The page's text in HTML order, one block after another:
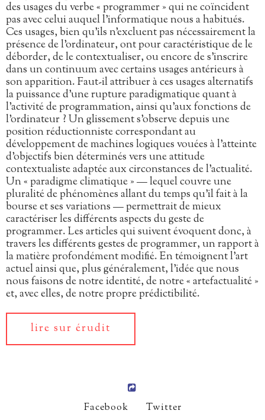
des usages du verbe « programmer » qui ne coïncident
pas avec celui auquel l’informatique nous a habitués.
Ces usages, bien qu’ils n’excluent pas nécessairement la
présence de l’ordinateur, ont pour caractéristique de le
déborder, de le contextualiser, ou encore de s’inscrire
dans un continuum avec certains usages antérieurs à
son apparition. Faut-il attribuer à ces usages alternatifs
la puissance d’une rupture paradigmatique quant à
l’activité de programmation, ainsi qu’aux fonctions de
l’ordinateur ? Un glissement s’observe depuis une
position réductionniste correspondant au
développement de machines logiques vouées à l’atteinte
d’objectifs bien déterminés vers une attitude
contextualiste adaptée aux circonstances de l’actualité.
Un « paradigme climatique » — lequel couvre une
pluralité de phénomènes allant du temps qu’il fait à la
bourse et ses variations — permettrait de mieux
caractériser les différents aspects du geste de
programmer. Les articles qui suivent évoquent donc, à
travers les différents gestes de programmer, un rapport à
la matière profondément modifié. En témoignent l’art
actuel ainsi que, plus généralement, l’idée que nous
nous faisons de notre identité, de notre « artefactualité »
et, avec elles, de notre propre prédictibilité.
lire sur érudit
Facebook Twitter